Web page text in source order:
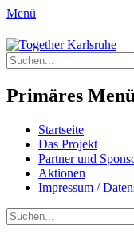
Menü
Together
Integration von
Suche
nach:
Primäres
Springe
zum
Inhalt
Startseite
Das Projekt
Partner und
Aktionen
Impressum /
Suchen
Suche
nach: